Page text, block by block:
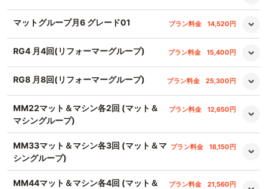
マットグループ月6 グレード01 プラン料金 14,520円
RG4 月4回(リフォーマーグループ) プラン料金 15,400円
RG8 月8回(リフォーマーグループ) プラン料金 25,300円
MM22マット＆マシン各2回 (マット＆
マシングループ)
プラン料金 12,650円
MM33マット＆マシン各3回 (マット＆マ
シングループ)
プラン料金 18,150円
MM44マット＆マシン各4回 (マット＆
プラン料金 21,560円